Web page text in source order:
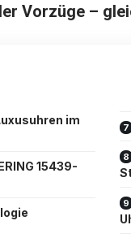
Vorzüge –
im
15439-